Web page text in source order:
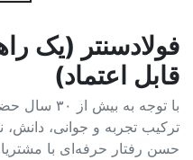
فولادسنتر (یک
قابل اعتماد)
با توجه به
ترکیب تجربه و جوانی،
حسن رفتار حرفه‌ای با